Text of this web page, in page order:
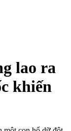
lao ra
khiến